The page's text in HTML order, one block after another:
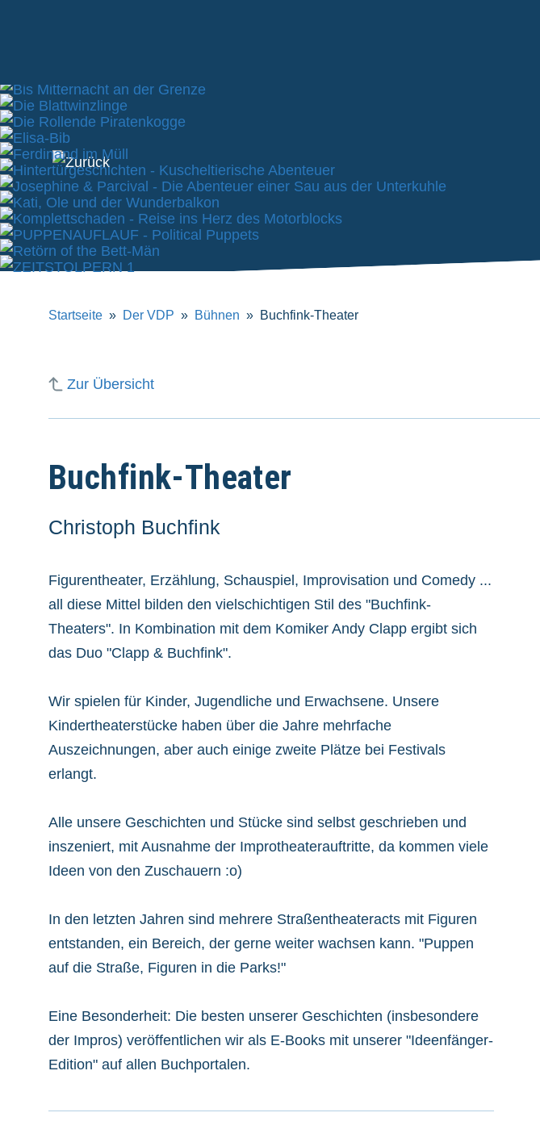
Puppentheater
e.V.
Startseite Der VDP Bühnen Buchfink-Theater
Zur Übersicht
Buchfink-Theater
Christoph Buchfink
Figurentheater, Erzählung, Schauspiel, Improvisation und Comedy ...
all diese Mittel bilden den vielschichtigen Stil des "Buchfink-
Theaters". In Kombination mit dem Komiker Andy Clapp ergibt sich
das Duo "Clapp & Buchfink".
Wir spielen für Kinder, Jugendliche und Erwachsene. Unsere
Kindertheaterstücke haben über die Jahre mehrfache
Auszeichnungen, aber auch einige zweite Plätze bei Festivals
erlangt.
Alle unsere Geschichten und Stücke sind selbst geschrieben und
inszeniert, mit Ausnahme der Improtheaterauftritte, da kommen viele
Ideen von den Zuschauern :o)
In den letzten Jahren sind mehrere Straßentheateracts mit Figuren
entstanden, ein Bereich, der gerne weiter wachsen kann. "Puppen
auf die Straße, Figuren in die Parks!"
Eine Besonderheit: Die besten unserer Geschichten (insbesondere
der Impros) veröffentlichen wir als E-Books mit unserer "Ideenfänger-
Edition" auf allen Buchportalen.